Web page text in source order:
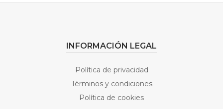
INFORMACIÓN LEGAL
Política de privacidad
Términos y condiciones
Política de cookies